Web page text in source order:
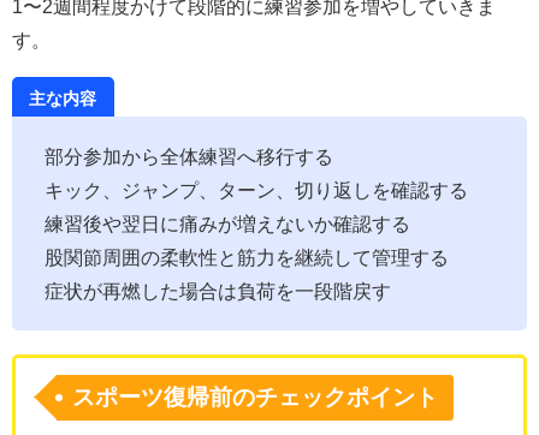
1〜2週間程度かけて段階的に練習参加を増やしていきま
す。
主な内容
部分参加から全体練習へ移行する
キック、ジャンプ、ターン、切り返しを確認する
練習後や翌日に痛みが増えないか確認する
股関節周囲の柔軟性と筋力を継続して管理する
症状が再燃した場合は負荷を一段階戻す
スポーツ復帰前のチェックポイント